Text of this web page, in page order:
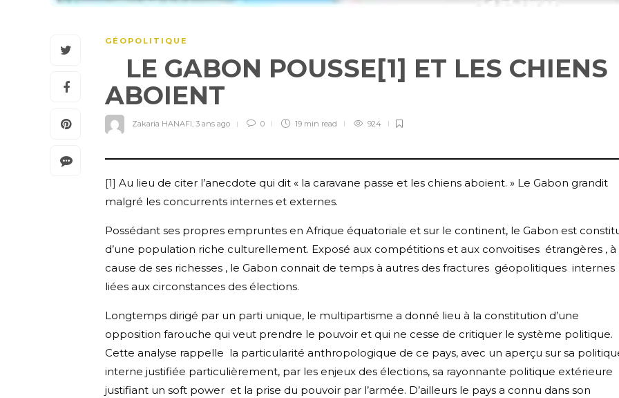
GÉOPOLITIQUE
LE GABON POUSSE[1] ET LES CHIENS
ABOIENT
Zakaria HANAFI, 3 ans ago 0 19 min read 924
[1] Au lieu de citer l’anecdote qui dit « la caravane passe et les chiens aboient. » Le Gabon grandit
malgré les concurrents internes et externes.
Possédant ses propres empruntes en Afrique équatoriale et sur le continent, le Gabon est
d’une population riche culturellement. Exposé aux compétitions et aux convoitises étrangères , à
cause de ses richesses , le Gabon connait de temps à autres des fractures géopolitiques internes
liées aux circonstances des élections.
Longtemps dirigé par un parti unique, le multipartisme a donné lieu à la constitution d’une
opposition farouche qui veut prendre le pouvoir et qui ne cesse de critiquer le système politique.
Cette analyse rappelle la particularité anthropologique de ce pays, avec un aperçu sur sa
interne justifiée particulièrement, par les enjeux des élections, sa rayonnante politique extérieure
justifiant un soft power et la prise du pouvoir par l’armée. D’ailleurs le pays a connu dans son